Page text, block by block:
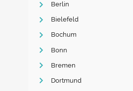
Berlin
Bielefeld
Bochum
Bonn
Bremen
Dortmund